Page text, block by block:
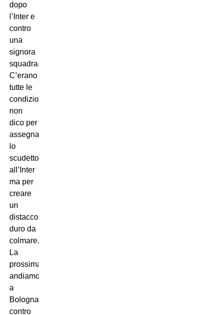
dopo
l’Inter e
contro
una
signora
squadra.
C’erano
tutte le
condizioni
non
dico per
assegnare
lo
scudetto
all’Inter
ma per
creare
un
distacco
duro da
colmare.
La
prossima
andiamo
a
Bologna
contro